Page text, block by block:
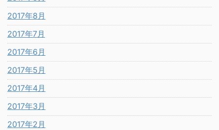
2017年8月
2017年7月
2017年6月
2017年5月
2017年4月
2017年3月
2017年2月